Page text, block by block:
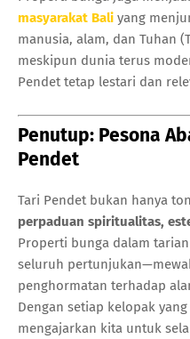
masyarakat Bali yang
manusia, alam, dan Tuhan
meskipun dunia terus
Pendet tetap lestari dan
Penutup: Pesona
Pendet
Tari Pendet bukan hanya
perpaduan spiritualitas,
Properti bunga dalam
seluruh
penghormatan terhadap
Dengan setiap kelopak
mengajarkan kita untuk